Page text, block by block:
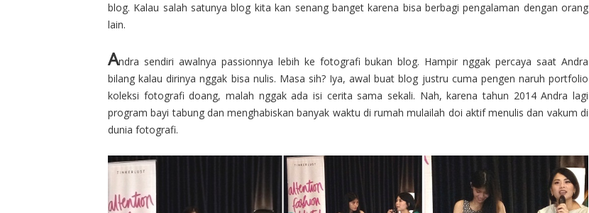
blog. Kalau salah satunya blog kita kan senang banget karena bisa berbagi pengalaman dengan orang
lain.
Andra sendiri awalnya passionnya lebih ke fotografi bukan blog. Hampir nggak percaya saat Andra
bilang kalau dirinya nggak bisa nulis. Masa sih? Iya, awal buat blog justru cuma pengen naruh portfolio
koleksi fotografi doang, malah nggak ada isi cerita sama sekali. Nah, karena tahun 2014 Andra lagi
program bayi tabung dan menghabiskan banyak waktu di rumah mulailah doi aktif menulis dan vakum di
dunia fotografi.